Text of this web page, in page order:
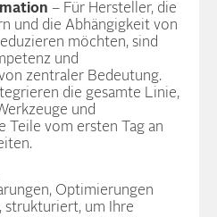
– Für Hersteller, die
und die Abhängigkeit von
möchten, sind
und
zentraler Bedeutung.
die gesamte Linie,
und
Teile vom ersten Tag an
Optimierungen
strukturiert, um Ihre